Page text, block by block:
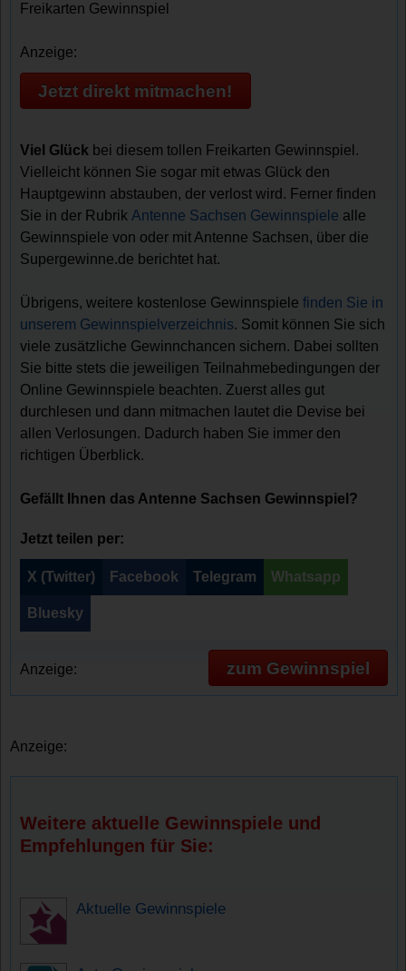
Freikarten Gewinnspiel
Anzeige:
Jetzt direkt mitmachen!
Viel Glück bei diesem tollen Freikarten Gewinnspiel.
Vielleicht können Sie sogar mit etwas Glück den
Hauptgewinn abstauben, der verlost wird. Ferner finden
Sie in der Rubrik Antenne Sachsen Gewinnspiele alle
Gewinnspiele von oder mit Antenne Sachsen, über die
Supergewinne.de berichtet hat.
Übrigens, weitere kostenlose Gewinnspielefinden Sie in
unserem Gewinnspielverzeichnis. Somit können Sie sich
viele zusätzliche Gewinnchancen sichern. Dabei sollten
Sie bitte stets die jeweiligen Teilnahmebedingungen der
Online Gewinnspiele beachten. Zuerst alles gut
durchlesen und dann mitmachen lautet die Devise bei
allen Verlosungen. Dadurch haben Sie immer den
richtigen Überblick.
Gefällt Ihnen das Antenne Sachsen Gewinnspiel?
Jetzt teilen per:
X (Twitter) Facebook Telegram Whatsapp
Bluesky
Anzeige: zum Gewinnspiel
Anzeige:
Weitere aktuelle Gewinnspiele und
Empfehlungen für Sie:
Aktuelle Gewinnspiele